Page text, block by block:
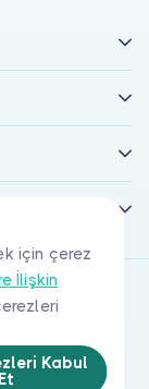
için çerez
İlişkin
Kabul
Et